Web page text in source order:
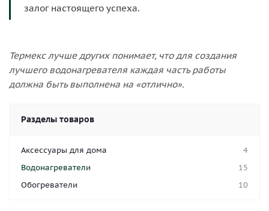
залог настоящего успеха.
Термекс лучше других понимает, что для создания
лучшего водонагревателя каждая часть работы
должна быть выполнена на «отлично».
Разделы товаров
Аксессуары для дома
4
Водонагреватели
15
Обогреватели
10